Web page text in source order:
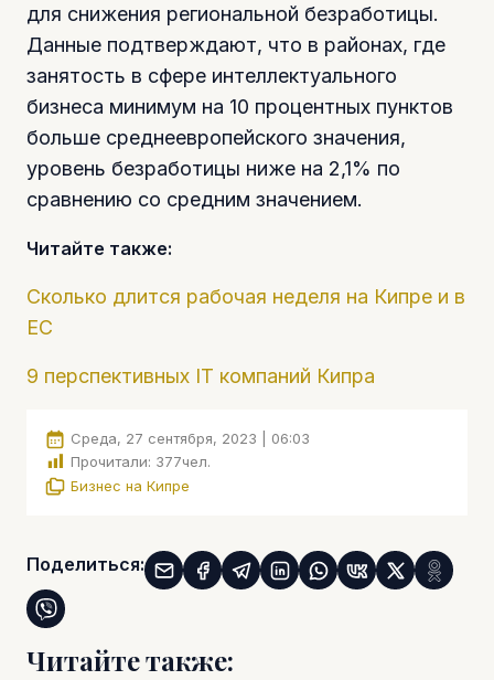
для снижения региональной безработицы.
Данные подтверждают, что в районах, где
занятость в сфере интеллектуального
бизнеса минимум на 10 процентных пунктов
больше среднеевропейского значения,
уровень безработицы ниже на 2,1% по
сравнению со средним значением.
Читайте также:
Сколько длится рабочая неделя на Кипре и в
ЕС
9 перспективных IT компаний Кипра
Среда, 27 сентября, 2023 | 06:03
Прочитали: 377чел.
Бизнес на Кипре
Поделиться:
Читайте также: